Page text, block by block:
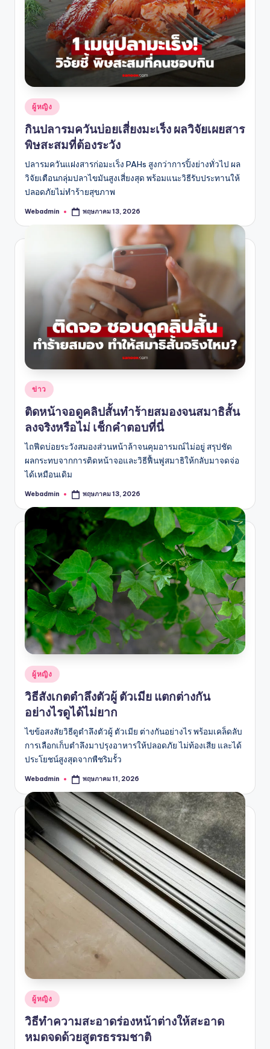
Posted
in
ผู้หญิง
กินปลารมควันบ่อยเสี่ยงมะเร็ง ผลวิจัยเผยสาร
พิษสะสมที่ต้องระวัง
ปลารมควันแฝงสารก่อมะเร็ง PAHs สูงกว่าการปิ้งย่างทั่วไป ผล
วิจัยเตือนกลุ่มปลาไขมันสูงเสี่ยงสุด พร้อมแนะวิธีรับประทานให้
ปลอดภัยไม่ทำร้ายสุขภาพ
Posted
Webadmin พฤษภาคม 13, 2026
Posted
in
ข่าว
ติดหน้าจอดูคลิปสั้นทำร้ายสมองจนสมาธิสั้น
ลงจริงหรือไม่ เช็กคำตอบที่นี่
ไถฟีดบ่อยระวังสมองส่วนหน้าล้าจนคุมอารมณ์ไม่อยู่ สรุปชัด
ผลกระทบจากการติดหน้าจอและวิธีฟื้นฟูสมาธิให้กลับมาจดจ่อ
ได้เหมือนเดิม
Posted
Webadmin พฤษภาคม 13, 2026
Posted
in
ผู้หญิง
วิธีสังเกตตำลึงตัวผู้ ตัวเมีย แตกต่างกัน
อย่างไรดูได้ไม่ยาก
ไขข้อสงสัยวิธีดูตำลึงตัวผู้ ตัวเมีย ต่างกันอย่างไร พร้อมเคล็ดลับ
การเลือกเก็บตำลึงมาปรุงอาหารให้ปลอดภัย ไม่ท้องเสีย และได้
ประโยชน์สูงสุดจากพืชริมรั้ว
Posted
Webadmin พฤษภาคม 11, 2026
Posted
in
ผู้หญิง
วิธีทำความสะอาดร่องหน้าต่างให้สะอาด
หมดจดด้วยสูตรธรรมชาติ